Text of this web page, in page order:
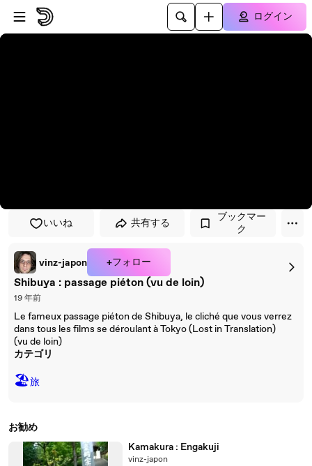
プレイヤーにスキップ
メインコンテンツにスキップ
ログイン
いいね 共有する
ブックマー
ク
vinz-japon +フォロー
Shibuya : passage piéton (vu de loin)
19 年前
Le fameux passage piéton de Shibuya, le cliché que vous verrez
dans tous les films se déroulant à Tokyo (Lost in Translation)
(vu de loin)
カテゴリ
🏖旅
お勧め
Kamakura : Engakuji
vinz-japon